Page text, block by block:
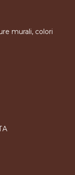
murali, colori